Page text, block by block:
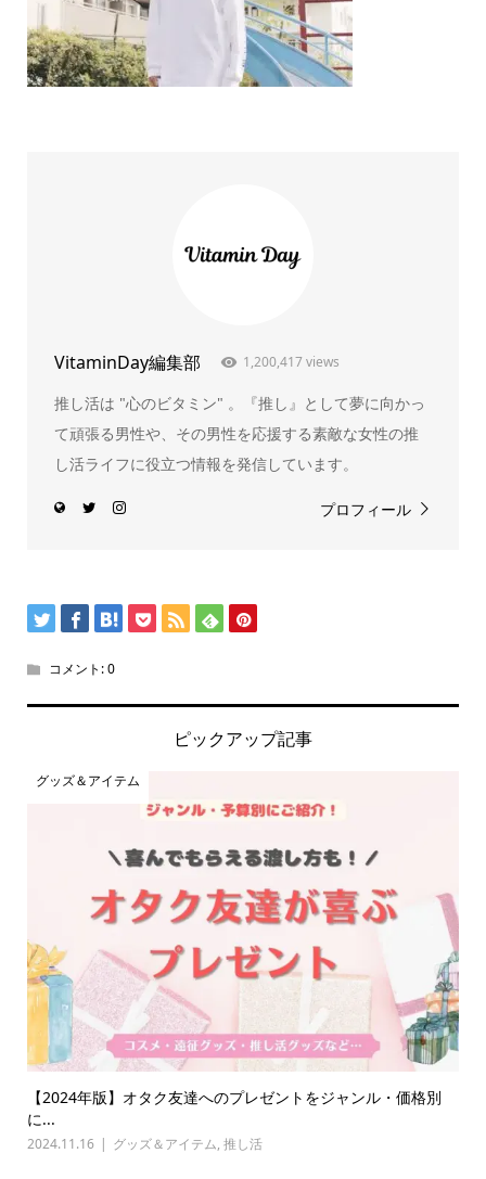
VitaminDay編集部 1,200,417 views
推し活は "心のビタミン" 。『推し』として夢に向かっ
て頑張る男性や、その男性を応援する素敵な女性の推
し活ライフに役立つ情報を発信しています。
プロフィール
コメント:0
ピックアップ記事
グッズ＆アイテム
【2024年版】オタク友達へのプレゼントをジャンル・価格別
に...
2024.11.16 グッズ＆アイテム, 推し活